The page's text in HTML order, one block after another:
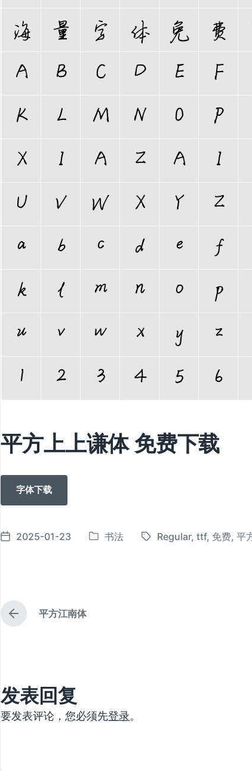
平方上上谦体 免费下载
字体下载
发
2025-01-23
发
书法
标
Regular,ttf, 免费,平
上
篇
平方江南体
发表回复
要发表评论，您必须先登录。